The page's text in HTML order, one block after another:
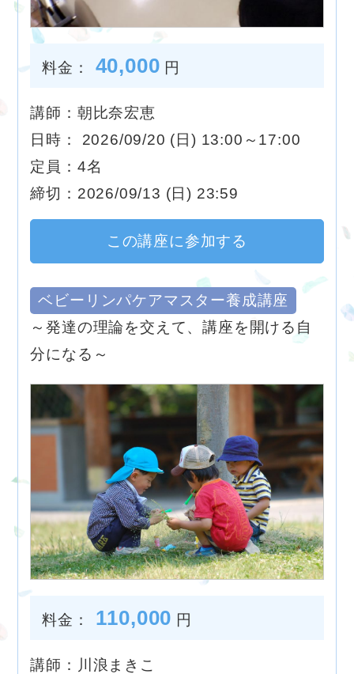
料金： 40,000 円
講師：朝比奈宏恵
日時： 2026/09/20 (日) 13:00～17:00
定員：4名
締切：2026/09/13 (日) 23:59
この講座に参加する
ベビーリンパケアマスター養成講座
～発達の理論を交えて、講座を開ける自
分になる～
料金： 110,000 円
講師：川浪まきこ